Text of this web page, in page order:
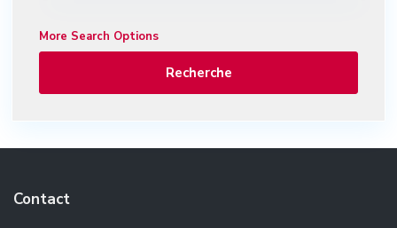
More Search Options
Recherche
Contact